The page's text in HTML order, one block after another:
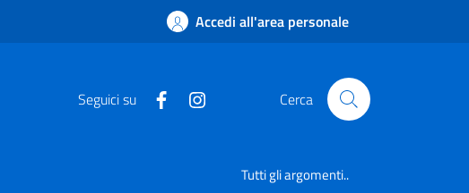
Accedi all'area personale
Seguici su Cerca
Tutti gli argomenti..